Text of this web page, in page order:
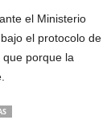
el Ministerio
el protocolo de
que porque la